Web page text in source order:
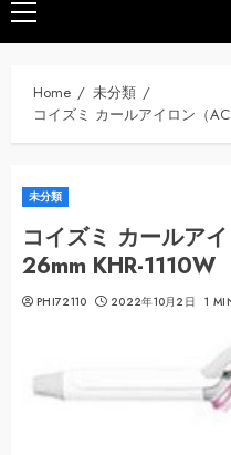
Primary
Menu
Home
未分類
コイズミ カールアイロン（
未分類
コイズミ カールア
26mm KHR-1110W
PHI72110 2022年10月2日 1